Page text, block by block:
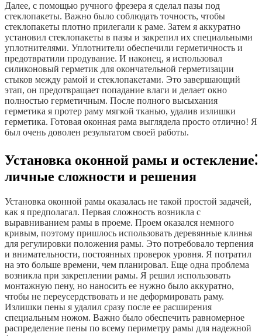
Далее, с помощью ручного фрезера я сделал пазы под
стеклопакеты. Важно было соблюдать точность, чтобы
стеклопакеты плотно прилегали к раме. Затем я аккуратно
установил стеклопакеты в пазы и закрепил их специальными
уплотнителями. Уплотнители обеспечили герметичность и
предотвратили продувание. И наконец, я использовал
силиконовый герметик для окончательной герметизации
стыков между рамой и стеклопакетами. Это завершающий
этап, он предотвращает попадание влаги и делает окно
полностью герметичным. После полного высыхания
герметика я протер раму мягкой тканью, удалив излишки
герметика. Готовая оконная рама выглядела просто отлично! Я
был очень доволен результатом своей работы.
Установка оконной рамы и остекление⁚
личные сложности и решения
Установка оконной рамы оказалась не такой простой задачей,
как я предполагал. Первая сложность возникла с
выравниванием рамы в проеме. Проем оказался немного
кривым, поэтому пришлось использовать деревянные клинья
для регулировки положения рамы. Это потребовало терпения
и внимательности, постоянных проверок уровня. Я потратил
на это больше времени, чем планировал. Еще одна проблема
возникла при закреплении рамы. Я решил использовать
монтажную пену, но наносить ее нужно было аккуратно,
чтобы не переусердствовать и не деформировать раму.
Излишки пены я удалил сразу после ее расширения
специальным ножом. Важно было обеспечить равномерное
распределение пены по всему периметру рамы для надежной